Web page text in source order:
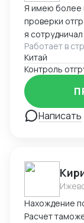
Я имею более
проверки
я
фабриками,
качества
оборудования.
Работает в
Китай
Контроль
Написать
Нахождение
Расчет